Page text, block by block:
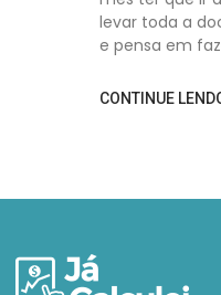
levar toda a
e pensa em
CONTINUE